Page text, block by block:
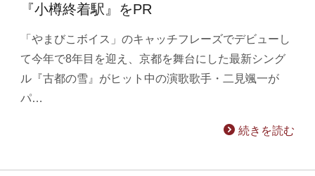
『小樽終着駅』をPR
「やまびこボイス」のキャッチフレーズでデビューし
て今年で8年目を迎え、京都を舞台にした最新シング
ル『古都の雪』がヒット中の演歌歌手・二見颯一が
パ…
続きを読む